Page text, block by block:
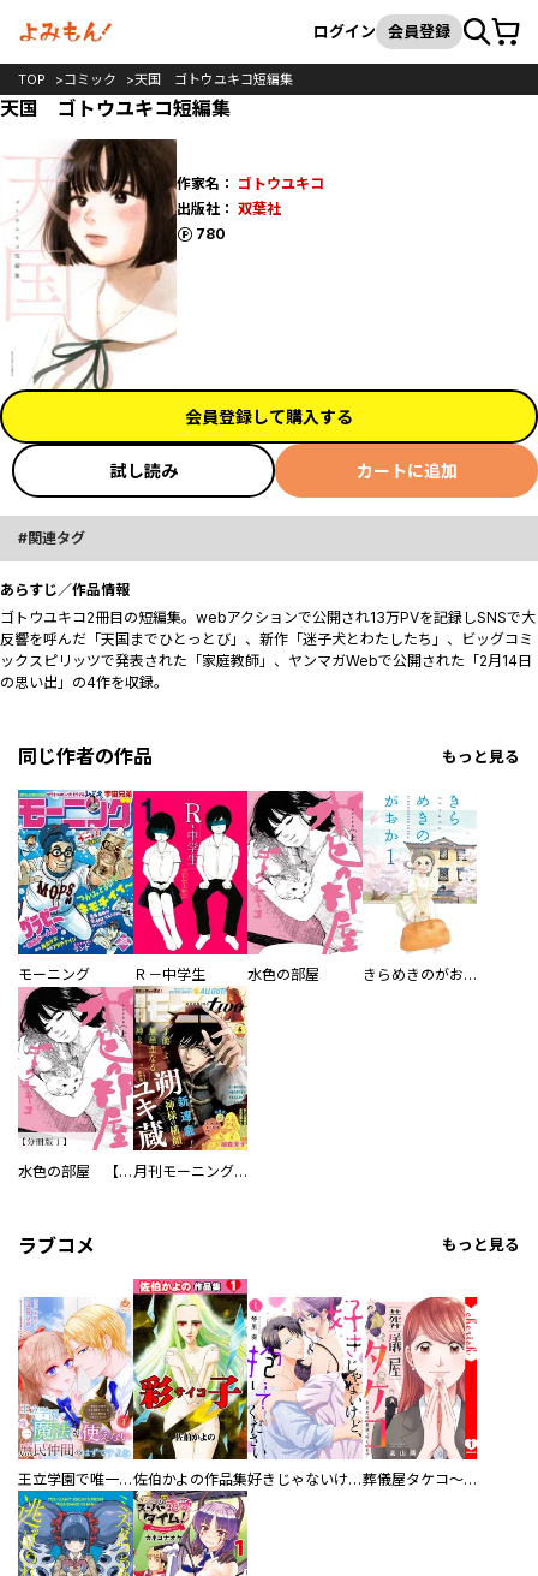
検索
ログイン 会員登録カート
TOP コミック 天国 ゴトウユキコ短編集
天国 ゴトウユキコ短編集
作家名： ゴトウユキコ
出版社： 双葉社
780
ポイント
会員登録して購入する
試し読み カートに追加
関連タグ
あらすじ／作品情報
ゴトウユキコ2冊目の短編集。webアクションで公開され13万PVを記録しSNSで大
反響を呼んだ「天国までひとっとび」、新作「迷子犬とわたしたち」、ビッグコミ
ックスピリッツで発表された「家庭教師」、ヤンマガWebで公開された「2月14日
の思い出」の4作を収録。
同じ作者の作品 もっと見る
モーニング Ｒ－中学生 水色の部屋 きらめきのがおか
水色の部屋 【分冊版】 月刊モーニング・ツー
ラブコメ もっと見る
王立学園で唯一魔法が使えない庶民仲間のはずですよね～実は王子様で私を溺愛しているなんて告白はやめてください～佐伯かよの作品集 好きじゃないけど、抱いてください【電子単行本版／特典おまけ付き】 葬儀屋タケコ～あなたの最期、叶えます【電子単行本版】